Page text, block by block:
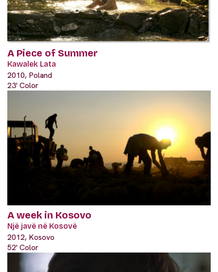
A Piece of Summer
Kawalek Lata
2010, Poland
23' Color
A week in Kosovo
Një javë në Kosovë
2012, Kosovo
52' Color